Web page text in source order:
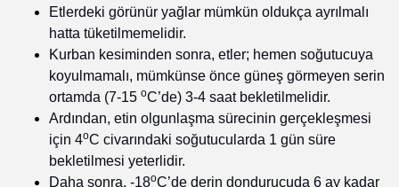
Etlerdeki görünür yağlar mümkün oldukça ayrılmalı
hatta tüketilmemelidir.
Kurban kesiminden sonra, etler; hemen soğutucuya
koyulmamalı, mümkünse önce güneş görmeyen serin
ortamda (7-15 oC’de) 3-4 saat bekletilmelidir.
Ardından, etin olgunlaşma sürecinin gerçekleşmesi
için 4oC civarındaki soğutucularda 1 gün süre
bekletilmesi yeterlidir.
Daha sonra, -18oC’de derin dondurucuda 6 ay kadar